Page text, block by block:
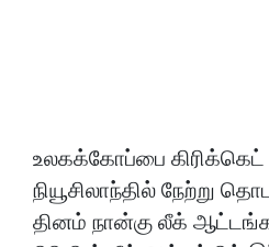
உலகக்கோப்பை
நியூசிலாந்தில் நேற்று
தினம் நான்கு லீக்